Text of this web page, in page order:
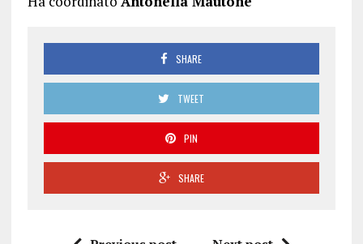
SHARE
TWEET
PIN
SHARE